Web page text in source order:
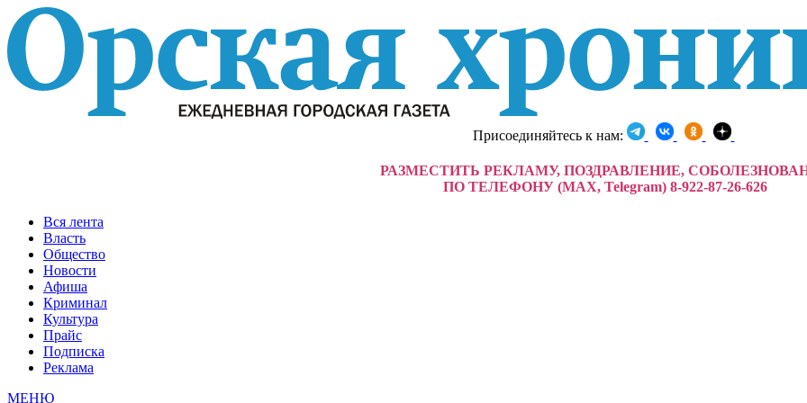
Присоединяйтесь к нам:
РАЗМЕСТИТЬ РЕКЛАМУ, ПОЗДРАВЛЕНИЕ,
ПО ТЕЛЕФОНУ (MAX, Telegram) 8-922-87-26-626
Вся лента
Власть
Общество
Новости
Афиша
Криминал
Культура
Прайс
Подписка
Реклама
МЕНЮ